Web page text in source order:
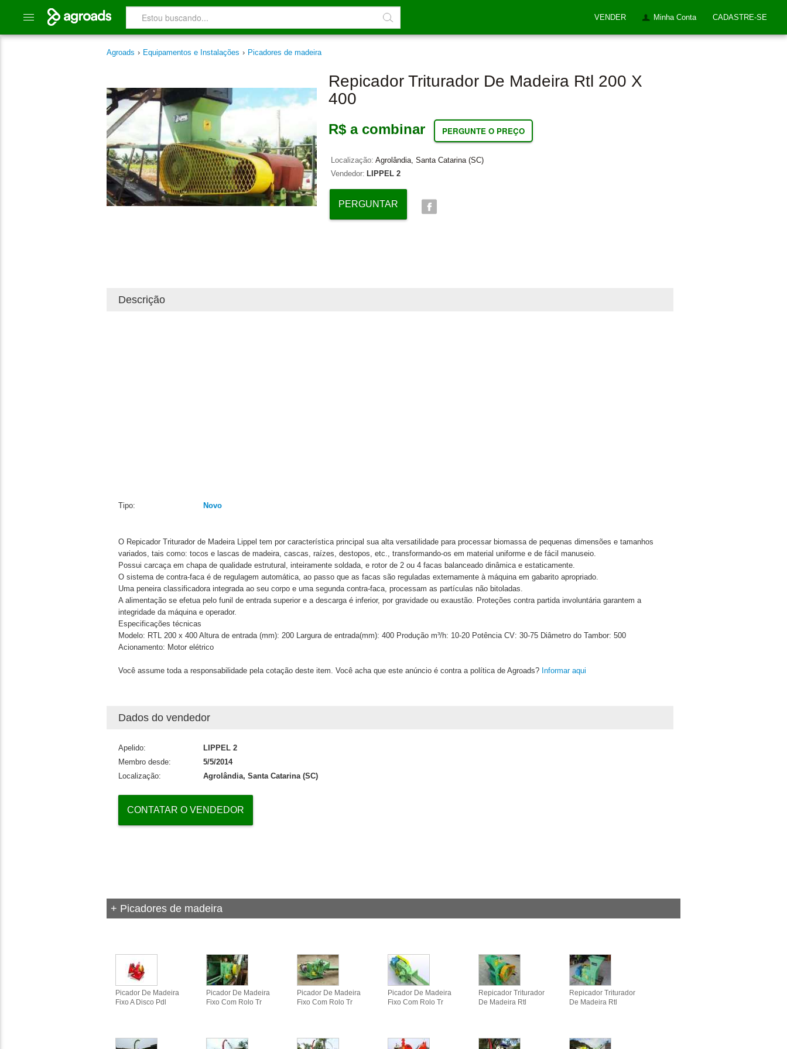
VENDER Minha Conta CADASTRE-SE
Agroads › Equipamentos e Instalações › Picadores de madeira
Repicador Triturador De Madeira Rtl 200 X
400
R$ a combinar PERGUNTE O PREÇO
Localização: Agrolândia, Santa Catarina (SC)
Vendedor: LIPPEL 2
PERGUNTAR
Descrição
Tipo: Novo
O Repicador Triturador de Madeira Lippel tem por característica principal sua alta versatilidade para processar biomassa de pequenas dimensões e tamanhos
variados, tais como: tocos e lascas de madeira, cascas, raízes, destopos, etc., transformando-os em material uniforme e de fácil manuseio.
Possui carcaça em chapa de qualidade estrutural, inteiramente soldada, e rotor de 2 ou 4 facas balanceado dinâmica e estaticamente.
O sistema de contra-faca é de regulagem automática, ao passo que as facas são reguladas externamente à máquina em gabarito apropriado.
Uma peneira classificadora integrada ao seu corpo e uma segunda contra-faca, processam as partículas não bitoladas.
A alimentação se efetua pelo funil de entrada superior e a descarga é inferior, por gravidade ou exaustão. Proteções contra partida involuntária garantem a
integridade da máquina e operador.
Especificações técnicas
Modelo: RTL 200 x 400 Altura de entrada (mm): 200 Largura de entrada(mm): 400 Produção m³/h: 10-20 Potência CV: 30-75 Diâmetro do Tambor: 500
Acionamento: Motor elétrico
Você assume toda a responsabilidade pela cotação deste item. Você acha que este anúncio é contra a política de Agroads? Informar aqui
Dados do vendedor
Apelido:
LIPPEL 2
Membro desde:
5/5/2014
Localização:
Agrolândia, Santa Catarina (SC)
CONTATAR O VENDEDOR
+ Picadores de madeira
Picador De Madeira
Fixo A Disco Pdl
Picador De Madeira
Fixo Com Rolo Tr
Picador De Madeira
Fixo Com Rolo Tr
Picador De Madeira
Fixo Com Rolo Tr
Repicador Triturador
De Madeira Rtl
Repicador Triturador
De Madeira Rtl